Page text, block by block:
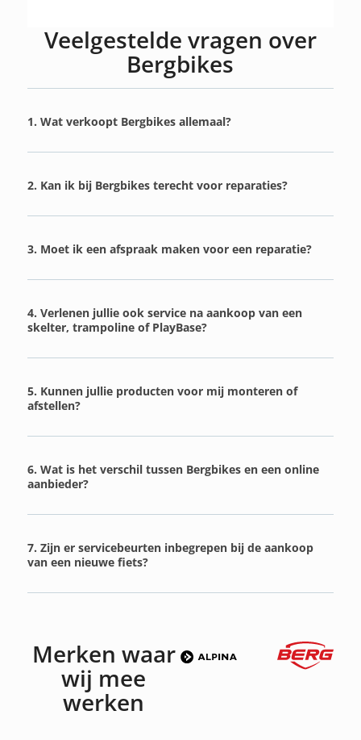
Veelgestelde vragen over
Bergbikes
1. Wat verkoopt Bergbikes allemaal?
2. Kan ik bij Bergbikes terecht voor reparaties?
3. Moet ik een afspraak maken voor een reparatie?
4. Verlenen jullie ook service na aankoop van een
skelter, trampoline of PlayBase?
5. Kunnen jullie producten voor mij monteren of
afstellen?
6. Wat is het verschil tussen Bergbikes en een online
aanbieder?
7. Zijn er servicebeurten inbegrepen bij de aankoop
van een nieuwe fiets?
Merken waar
wij mee
werken